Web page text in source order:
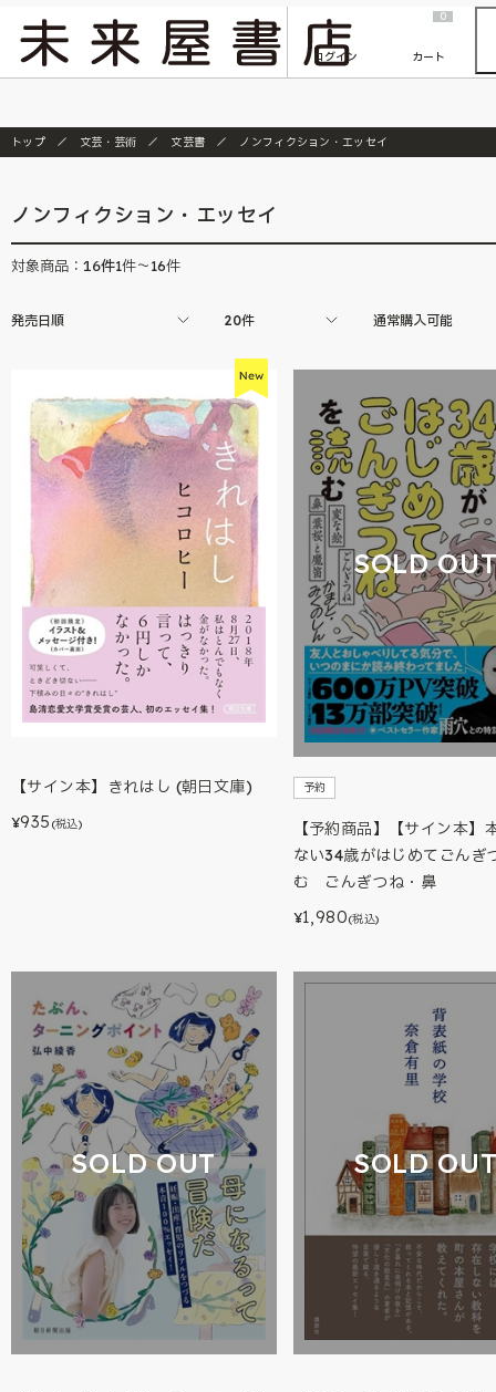
『ONE PIECE magazine 021 ONE PIECEカード付き同梱版』発売延期のご案内
ログイン
0
カート
トップ 文芸・芸術 文芸書 ノンフィクション・エッセイ
ノンフィクション・エッセイ
対象商品： 16件1件～16件
発売日順 20件 通常購入可能
【サイン本】きれはし (朝日文庫)
¥935 (税込)
SOLD
予約
【予約商品】【サイン本】
ない34歳がはじめてごんぎ
む ごんぎつね・鼻
¥1,980(税込)
SOLD OUT SOLD